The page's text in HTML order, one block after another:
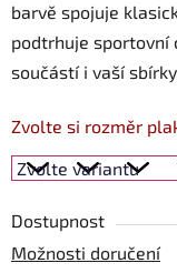
barvě spojuje
podtrhuje sportovní
součástí i vaší
Zvolte si rozměr
Dostupnost
Možnosti doručení